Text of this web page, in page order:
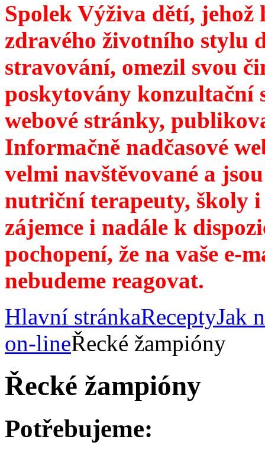
Spolek Výživa dětí,
zdravého životního stylu
stravování, omezil svou
poskytovány konzultační
webové stránky,
Informačně nadčasové
velmi navštěvované a
nutriční terapeuty, školy
zájemce i nadále k
pochopení, že na vaše e-
nebudeme reagovat.
Hlavní stránkaReceptyJak
on-lineŘecké žampióny
Řecké žampióny
Potřebujeme: